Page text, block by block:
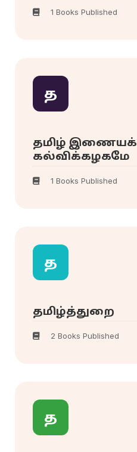
1 Books Published
த
தமிழ் இணையக்
கல்விக்கழகமே
1 Books Published
த
தமிழ்த்துறை
2 Books Published
த